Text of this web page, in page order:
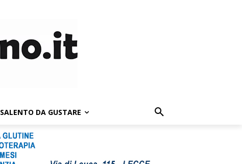
SALENTO DA GUSTARE